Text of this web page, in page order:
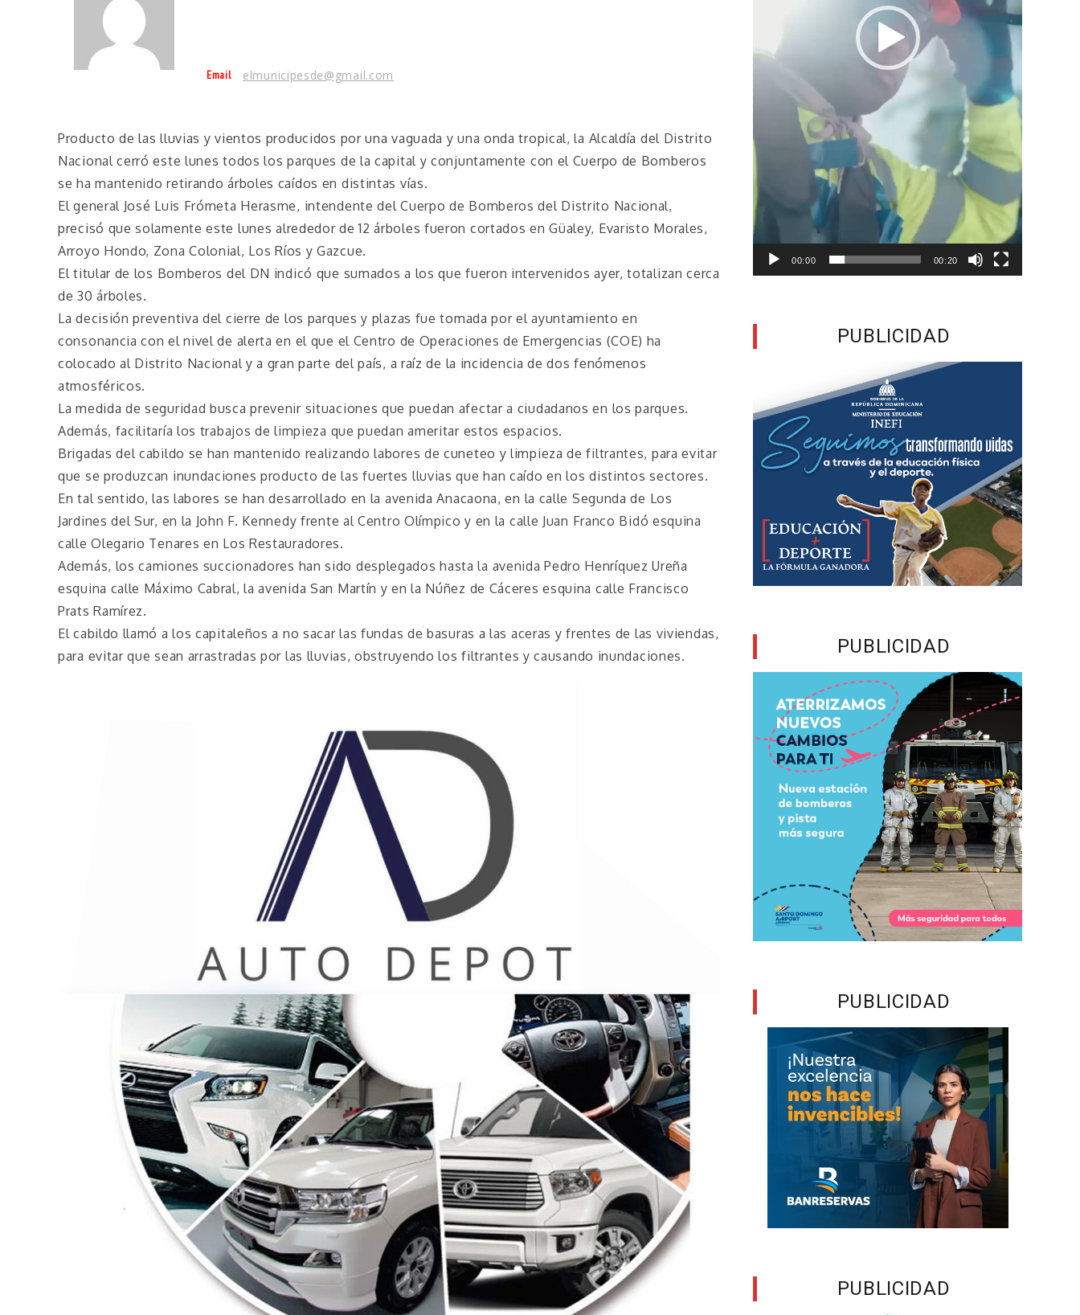
Email elmunicipesde@gmail.com
Producto de las lluvias y vientos producidos por una vaguada y una onda tropical, la Alcaldía del Distrito
Nacional cerró este lunes todos los parques de la capital y conjuntamente con el Cuerpo de Bomberos
se ha mantenido retirando árboles caídos en distintas vías.
El general José Luis Frómeta Herasme, intendente del Cuerpo de Bomberos del Distrito Nacional,
precisó que solamente este lunes alrededor de 12 árboles fueron cortados en Güaley, Evaristo Morales,
Arroyo Hondo, Zona Colonial, Los Ríos y Gazcue.
El titular de los Bomberos del DN indicó que sumados a los que fueron intervenidos ayer, totalizan cerca
de 30 árboles.
La decisión preventiva del cierre de los parques y plazas fue tomada por el ayuntamiento en
consonancia con el nivel de alerta en el que el Centro de Operaciones de Emergencias (COE) ha
colocado al Distrito Nacional y a gran parte del país, a raíz de la incidencia de dos fenómenos
atmosféricos.
La medida de seguridad busca prevenir situaciones que puedan afectar a ciudadanos en los parques.
Además, facilitaría los trabajos de limpieza que puedan ameritar estos espacios.
Brigadas del cabildo se han mantenido realizando labores de cuneteo y limpieza de filtrantes, para evitar
que se produzcan inundaciones producto de las fuertes lluvias que han caído en los distintos sectores.
En tal sentido, las labores se han desarrollado en la avenida Anacaona, en la calle Segunda de Los
Jardines del Sur, en la John F. Kennedy frente al Centro Olímpico y en la calle Juan Franco Bidó esquina
calle Olegario Tenares en Los Restauradores.
Además, los camiones succionadores han sido desplegados hasta la avenida Pedro Henríquez Ureña
esquina calle Máximo Cabral, la avenida San Martín y en la Núñez de Cáceres esquina calle Francisco
Prats Ramírez.
El cabildo llamó a los capitaleños a no sacar las fundas de basuras a las aceras y frentes de las viviendas,
para evitar que sean arrastradas por las lluvias, obstruyendo los filtrantes y causando inundaciones.
00:00 00:20
PUBLICIDAD
PUBLICIDAD
PUBLICIDAD
PUBLICIDAD